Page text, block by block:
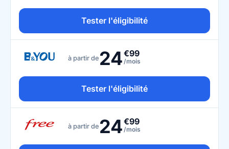
Tester l'éligibilité
à partir de 24€99
/mois
Tester l'éligibilité
à partir de 24€99
/mois